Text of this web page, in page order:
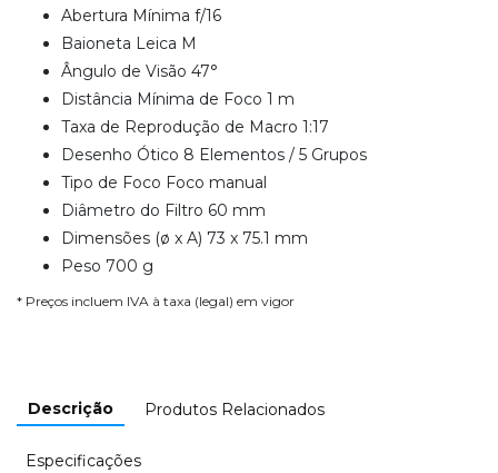
Abertura Mínima f/16
Baioneta Leica M
Ângulo de Visão 47°
Distância Mínima de Foco 1 m
Taxa de Reprodução de Macro 1:17
Desenho Ótico 8 Elementos / 5 Grupos
Tipo de Foco Foco manual
Diâmetro do Filtro 60 mm
Dimensões (ø x A) 73 x 75.1 mm
Peso 700 g
* Preços incluem IVA à taxa (legal) em vigor
Descrição Produtos Relacionados
Especificações